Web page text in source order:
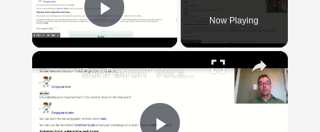
Play Video Now Playing
×
"BonPatron" Vocabulary Guide: School